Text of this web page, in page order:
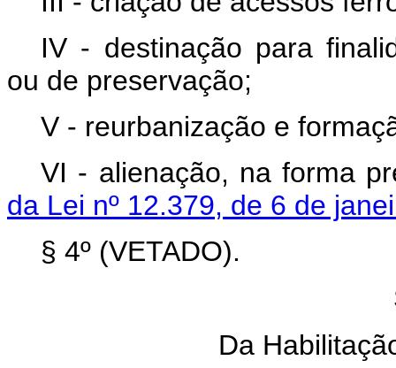
IV - destinação para
ou de preservação;
V - reurbanização e
VI - alienação, na forma
da Lei nº 12.379, de 6 de
§ 4º (VETADO).
Da